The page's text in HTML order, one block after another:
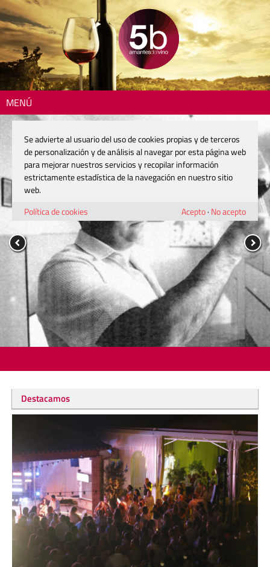
MENÚ
Destacamos
Se advierte al usuario del uso de cookies propias y de terceros
de personalización y de análisis al navegar por esta página web
para mejorar nuestros servicios y recopilar información
estrictamente estadística de la navegación en nuestro sitio
web.
Política de cookies
Acepto· No acepto